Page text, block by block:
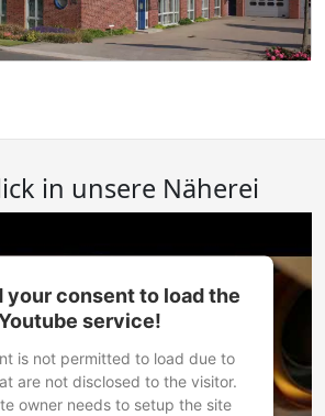
in unsere Näherei
your consent to load the
service!
is not permitted to load due to
are not disclosed to the visitor.
owner needs to setup the site